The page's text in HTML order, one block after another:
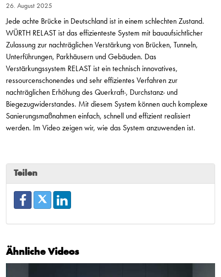
26. August 2025
Jede achte Brücke in Deutschland ist in einem schlechten Zustand.
WÜRTH RELAST ist das effizienteste System mit bauaufsichtlicher
Zulassung zur nachträglichen Verstärkung von Brücken, Tunneln,
Unterführungen, Parkhäusern und Gebäuden. Das
Verstärkungssystem RELAST ist ein technisch innovatives,
ressourcenschonendes und sehr effizientes Verfahren zur
nachträglichen Erhöhung des Querkraft-, Durchstanz- und
Biegezugwiderstandes. Mit diesem System können auch komplexe
Sanierungsmaßnahmen einfach, schnell und effizient realisiert
werden. Im Video zeigen wir, wie das System anzuwenden ist.
Teilen
Ähnliche Videos